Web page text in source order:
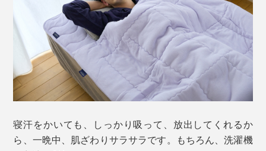
寝汗をかいても、しっかり吸って、放出してくれるか
ら、一晩中、肌ざわりサラサラです。もちろん、洗濯機